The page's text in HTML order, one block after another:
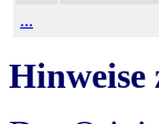
...
Hinweise